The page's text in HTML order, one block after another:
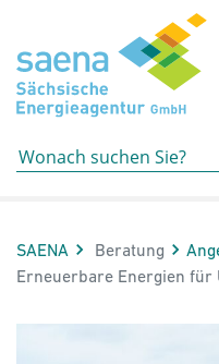
Sidebar
Erweiterte Navigation
Service
SAENA Beratung
Aktuelle Seite:
Erneuerbare Energien für